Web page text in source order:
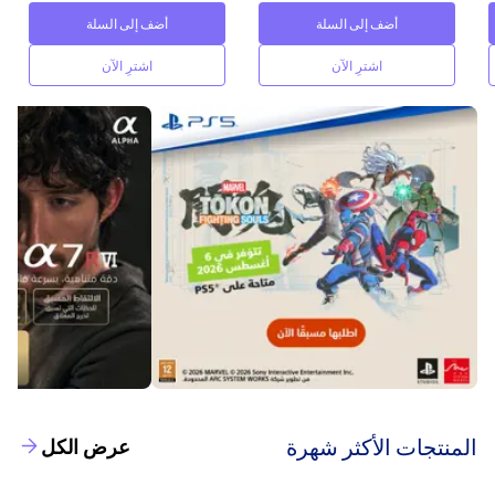
أضف إلى السلة
اشترِ الآن
أضف إلى السلة
اشترِ الآن
‫المنتجات الأكثر شهرة‬ عرض الكل